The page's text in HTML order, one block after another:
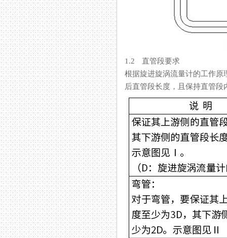
1.2 直管段要求
根据旋进旋涡流量计的工作原理
后直管段长度，且保持直管段内